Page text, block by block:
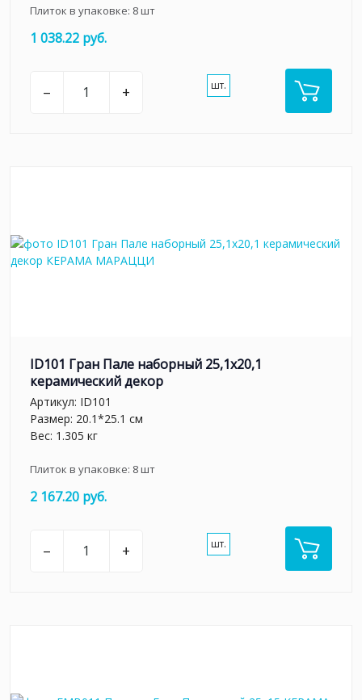
Плиток в упаковке: 8шт
1 038.22 руб.
– + шт.
ID101 Гран Пале наборный 25,1x20,1
керамический декор
Артикул: ID101
Размер: 20.1*25.1 см
Вес: 1.305 кг
Плиток в упаковке: 8шт
2 167.20 руб.
– + шт.